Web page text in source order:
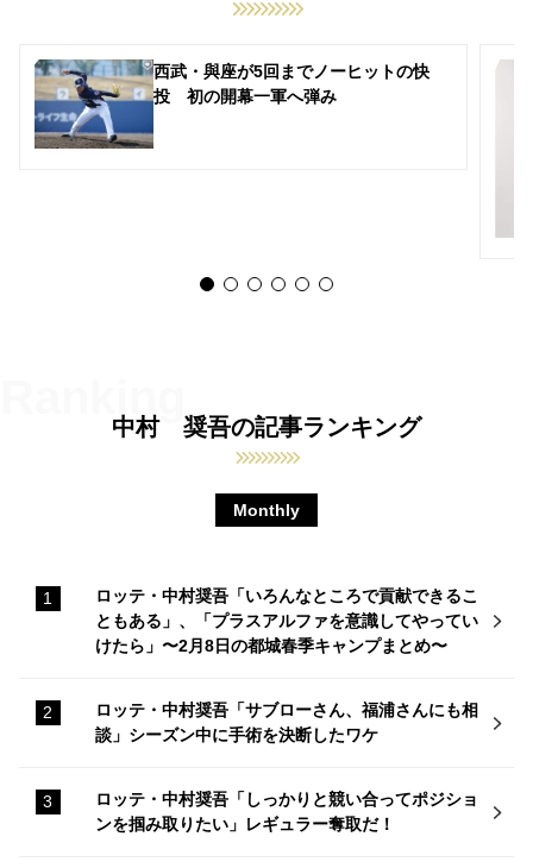
西武・與座が5回までノーヒットの快
投 初の開幕一軍へ弾み
中村 奨吾の記事ランキング
Monthly
ロッテ・中村奨吾「いろんなところで貢献できるこ
ともある」、「プラスアルファを意識してやってい
けたら」〜2月8日の都城春季キャンプまとめ〜
ロッテ・中村奨吾「サブローさん、福浦さんにも相
談」シーズン中に手術を決断したワケ
ロッテ・中村奨吾「しっかりと競い合ってポジショ
ンを掴み取りたい」レギュラー奪取だ！